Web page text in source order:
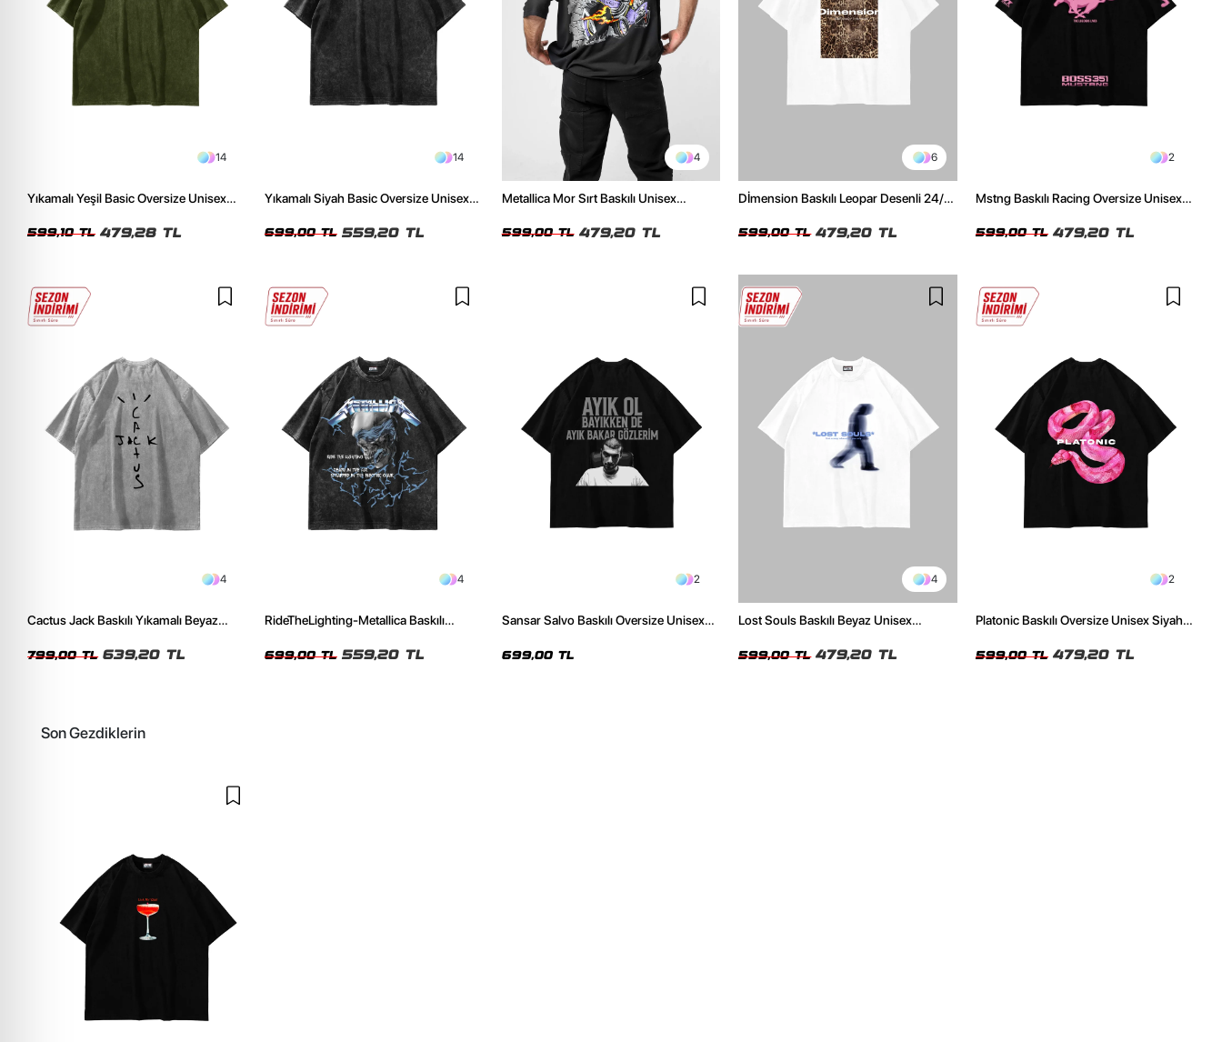
14
Yıkamalı Yeşil Basic Oversize Unisex
599,10 TL 479,28 TL
14
Yıkamalı Siyah Basic Oversize Unisex
699,00 TL 559,20 TL
4
Metallica Mor Sırt Baskılı Unisex
599,00 TL 479,20 TL
6
Dİmension Baskılı Leopar Desenli 24/1
599,00 TL 479,20 TL
2
Mstng Baskılı Racing Oversize Unisex
599,00 TL 479,20 TL
4
Cactus Jack Baskılı Yıkamalı Beyaz
799,00 TL 639,20 TL
4
RideTheLighting-Metallica Baskılı
699,00 TL 559,20 TL
2
Sansar Salvo Baskılı Oversize Unisex
699,00 TL
4
Lost Souls Baskılı Beyaz Unisex
599,00 TL 479,20 TL
2
Platonic Baskılı Oversize Unisex Siyah
599,00 TL 479,20 TL
Son Gezdiklerin